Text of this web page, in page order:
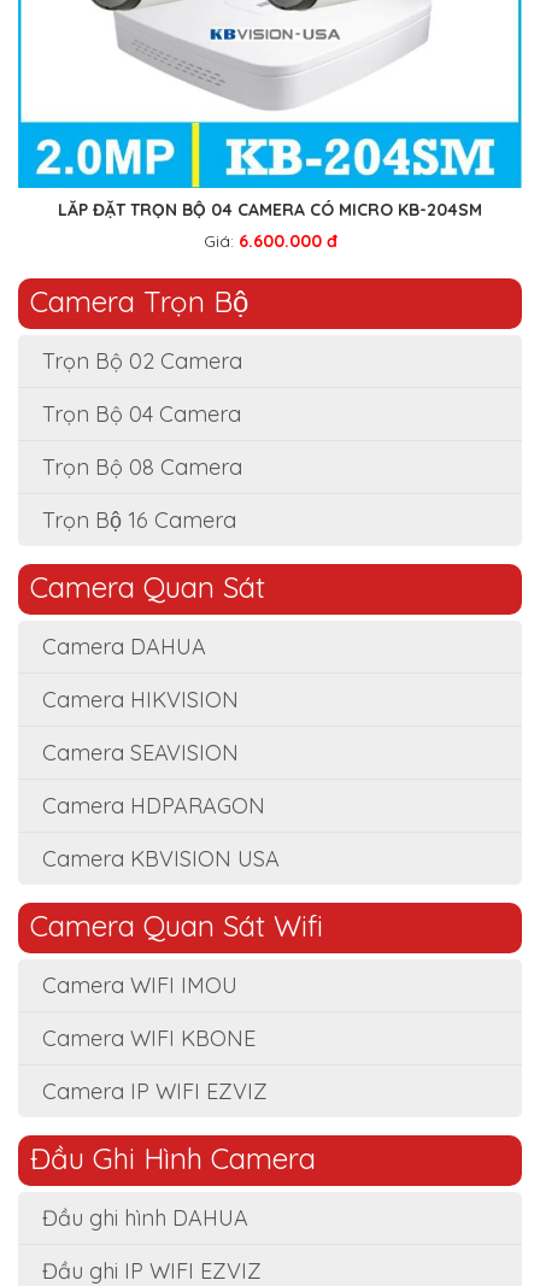
LẮP ĐẶT TRỌN BỘ 04 CAMERA CÓ MICRO KB-204SM
Giá: 6.600.000 đ
Camera Trọn Bộ
Trọn Bộ 02 Camera
Trọn Bộ 04 Camera
Trọn Bộ 08 Camera
Trọn Bộ 16 Camera
Camera Quan Sát
Camera DAHUA
Camera HIKVISION
Camera SEAVISION
Camera HDPARAGON
Camera KBVISION USA
Camera Quan Sát Wifi
Camera WIFI IMOU
Camera WIFI KBONE
Camera IP WIFI EZVIZ
Đầu Ghi Hình Camera
Đầu ghi hình DAHUA
Đầu ghi IP WIFI EZVIZ